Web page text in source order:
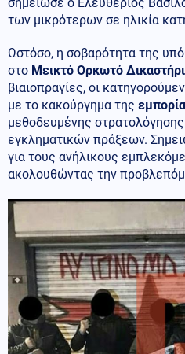
των μικρότερων σε ηλικία
Ωστόσο, η σοβαρότητα της
στο Μεικτό Ορκωτό
βιαιοπραγίες, οι
με το κακούργημα της
μεθοδευμένης
εγκληματικών πράξεων.
για τους ανήλικους
ακολουθώντας την